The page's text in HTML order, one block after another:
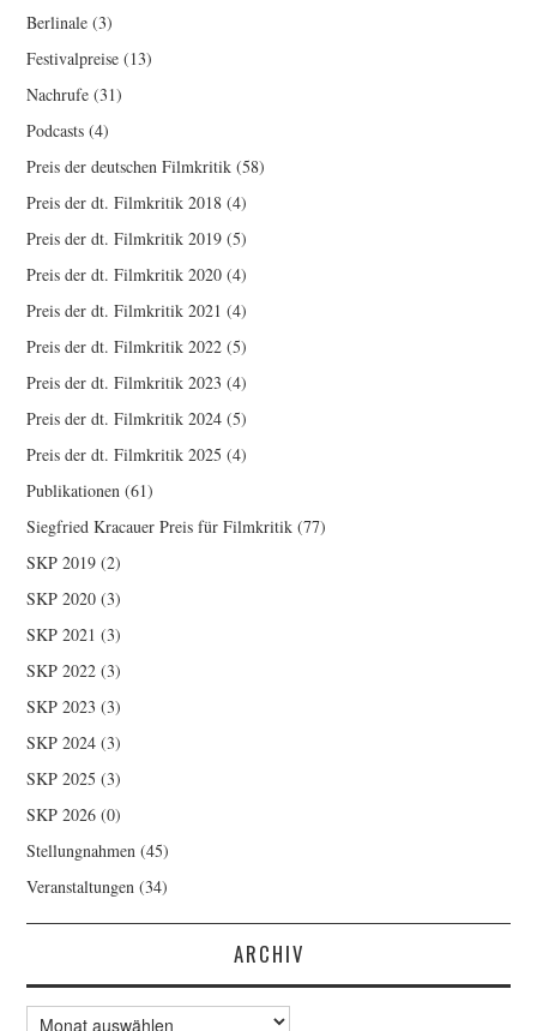
Berlinale (3)
Festivalpreise (13)
Nachrufe (31)
Podcasts (4)
Preis der deutschen Filmkritik (58)
Preis der dt. Filmkritik 2018 (4)
Preis der dt. Filmkritik 2019 (5)
Preis der dt. Filmkritik 2020 (4)
Preis der dt. Filmkritik 2021 (4)
Preis der dt. Filmkritik 2022 (5)
Preis der dt. Filmkritik 2023 (4)
Preis der dt. Filmkritik 2024 (5)
Preis der dt. Filmkritik 2025 (4)
Publikationen (61)
Siegfried Kracauer Preis für Filmkritik (77)
SKP 2019 (2)
SKP 2020 (3)
SKP 2021 (3)
SKP 2022 (3)
SKP 2023 (3)
SKP 2024 (3)
SKP 2025 (3)
SKP 2026 (0)
Stellungnahmen (45)
Veranstaltungen (34)
ARCHIV
Archiv